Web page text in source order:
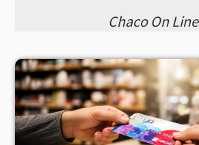
Chaco On Line